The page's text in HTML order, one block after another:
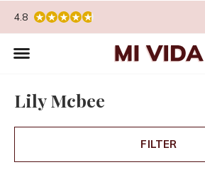
4.8
Lily Mcbee
FILTER